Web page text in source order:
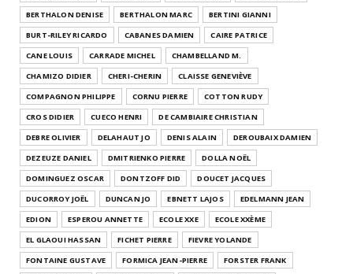
BERTHALON DENISE
BERTHALON MARC
BERTINI GIANNI
BURT-RILEY RICARDO
CABANES DAMIEN
CAIRE PATRICE
CANE LOUIS
CARRADE MICHEL
CHAMBELLAND M.
CHAMIZO DIDIER
CHERI-CHERIN
CLAISSE GENEVIÈVE
COMPAGNON PHILIPPE
CORNU PIERRE
COTTON RUDY
CROS DIDIER
CUECO HENRI
DE CAMBIAIRE CHRISTIAN
DEBRE OLIVIER
DELAHAUT JO DENIS ALAIN
DEROUBAIX DAMIEN
DEZEUZE DANIEL
DMITRIENKO PIERRE
DOLLA NOËL
DOMINGUEZ OSCAR
DONTZOFF DID
DOUCET JACQUES
DUCORROY JOËL
DUNCAN JO EBNETT LAJOS
EDELMANN JEAN
EDION
ESPEROU ANNETTE ECOLE XXE
ECOLE XXÈME
EL GLAOUI HASSAN
FICHET PIERRE
FIEVRE YOLANDE
FONTAINE GUSTAVE
FORMICA JEAN-PIERRE
FORSTER FRANK